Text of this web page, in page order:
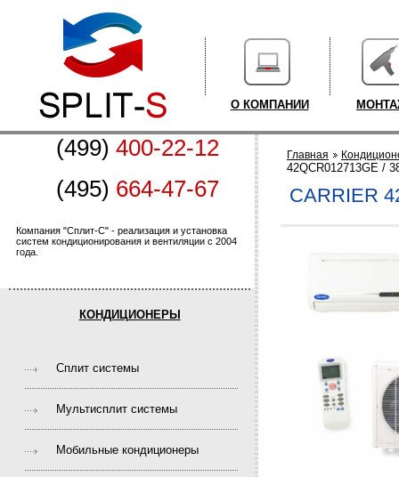
О КОМПАНИИ
(499) 400-22-12
(495) 664-47-67
Компания "Сплит-С" - реализация и установка
систем кондиционирования и вентиляции с 2004
года.
КОНДИЦИОНЕРЫ
Cплит системы
Мультисплит системы
Мобильные кондиционеры
Главная
42QCR012713GE /
CARRIER